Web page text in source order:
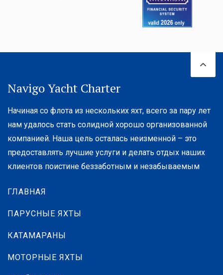
Navigo Yacht Charter
Начиная со флота из нескольких яхт, всего за пару лет
нам удалось стать солидной хорошо организованной
компанией. Наша цель осталась неизменной – это
предоставлять лучшие услуги и делать отдых наших
клиентов поистине беззаботным и незабываемым
ГЛАВНАЯ
ПАРУСНЫЕ ЯХТЫ
КАТАМАРАНЫ
МОТОРНЫЕ ЯХТЫ